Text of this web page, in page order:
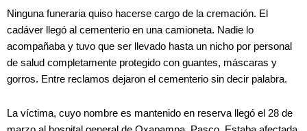
Ninguna funeraria quiso hacerse cargo de la cremación. El
cadáver llegó al cementerio en una camioneta. Nadie lo
acompañaba y tuvo que ser llevado hasta un nicho por personal
de salud completamente protegido con guantes, máscaras y
gorros. Entre reclamos dejaron el cementerio sin decir palabra.
La víctima, cuyo nombre es mantenido en reserva llegó el 28 de